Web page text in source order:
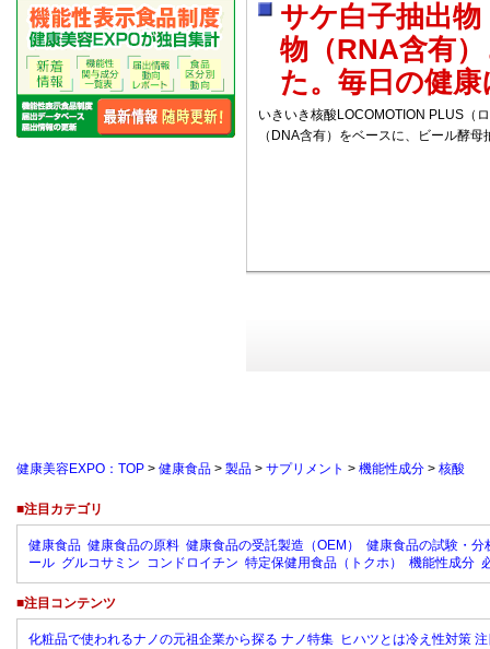
サケ白子抽出
物（RNA含有
た。毎日の健
いきいき核酸LOCOMOTION PLUS（
（DNA含有）をベースに、ビール酵
健康美容EXPO：TOP > 健康食品 > 製品 > サプリメント > 機能性成分 > 核酸
■注目カテゴリ
健康食品 健康食品の原料 健康食品の受託製造（OEM）
健康食品の試験・分
ール グルコサミン コンドロイチン 特定保健用食品（トクホ） 機能性成分
■注目コンテンツ
化粧品で使われるナノの元祖企業から探る ナノ特集 ヒハツとは冷え性対策